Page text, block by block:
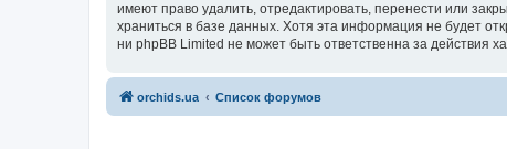
имеют право удалить, отредактировать, перенести или
храниться в базе данных. Хотя эта информация не будет
ни phpBB Limited не может быть ответственна за действия
orchids.ua Список форумов